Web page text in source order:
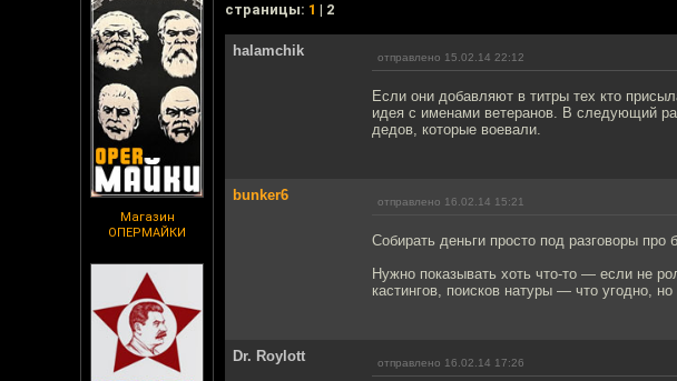
Магазин
ОПЕРМАЙКИ
cтраницы: 1 | 2
halamchik отправлено 15.02.14 22:12
Если они добавляют в титры тех кто
идея с именами ветеранов. В следующий
дедов, которые воевали.
bunker6 отправлено 16.02.14 15:21
Собирать деньги просто под разговоры
Нужно показывать хоть что-то — если не
кастингов, поисков натуры — что угодно,
Dr. Roylott отправлено 16.02.14 17:26